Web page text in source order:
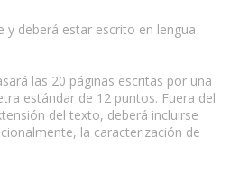
y deberá estar escrito en lengua
las 20 páginas escritas por una
estándar de 12 puntos. Fuera del
del texto, deberá incluirse
la caracterización de